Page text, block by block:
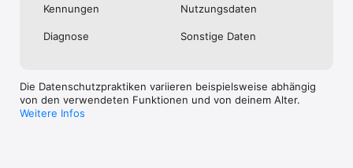
Kennungen Nutzungs­daten
Diagnose Sonstige Daten
Die Datenschutzpraktiken variieren beispielsweise abhängig
von den verwendeten Funktionen und von deinem Alter.
Weitere Infos